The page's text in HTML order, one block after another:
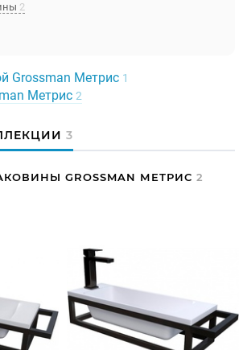
2
Grossman Метрис 1
Метрис 2
3
GROSSMAN МЕТРИС 2